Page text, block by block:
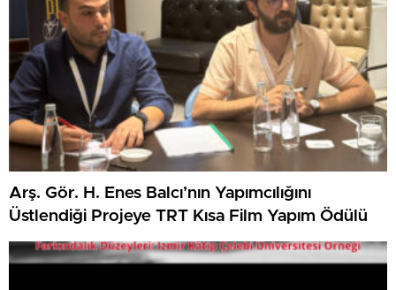
Arş. Gör. H. Enes Balcı’nın Yapımcılığını
Üstlendiği Projeye TRT Kısa Film Yapım Ödülü